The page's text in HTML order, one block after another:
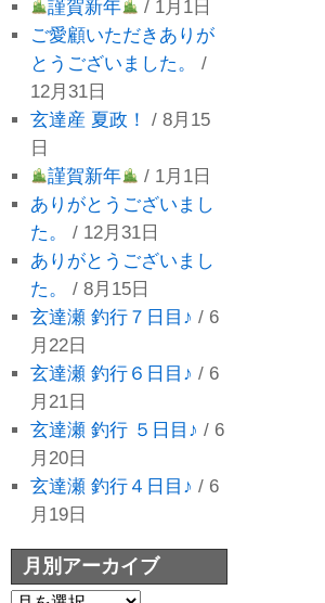
謹賀新年
/ 1月1日
ご愛顧いただきありが
とうございました。
/
12月31日
玄達産 夏政！
/ 8月15
日
謹賀新年
/ 1月1日
ありがとうございまし
た。
/ 12月31日
ありがとうございまし
た。
/ 8月15日
玄達瀬 釣行７日目♪ / 6
月22日
玄達瀬 釣行６日目♪ / 6
月21日
玄達瀬 釣行 ５日目♪ / 6
月20日
玄達瀬 釣行４日目♪ / 6
月19日
月別アーカイブ